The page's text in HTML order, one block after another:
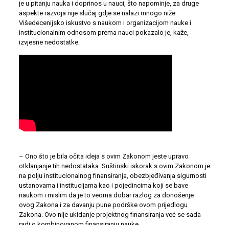
je u pitanju nauka i doprinos u nauci, što napominje, za druge
aspekte razvoja nije slučaj gdje se nalazi mnogo niže.
Višedecenijsko iskustvo s naukom i organizacijom nauke i
institucionalnim odnosom prema nauci pokazalo je, kaže,
izvjesne nedostatke.
– Ono što je bila očita ideja s ovim Zakonom jeste upravo
otklanjanje tih nedostataka. Suštinski iskorak s ovim Zakonom je
na polju institucionalnog finansiranja, obezbjeđivanja sigurnosti
ustanovama i institucijama kao i pojedincima koji se bave
naukom i mislim da je to veoma dobar razlog za donošenje
ovog Zakona i za davanju pune podrške ovom prijedlogu
Zakona. Ovo nije ukidanje projektnog finansiranja već se sada